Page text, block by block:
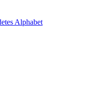
Alphabet